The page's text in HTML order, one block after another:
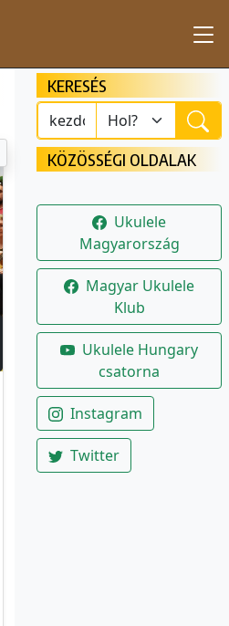
KERESÉS
KÖZÖSSÉGI OLDALAK
Ukulele
Magyarország
Magyar Ukulele
Klub
Ukulele Hungary
csatorna
Instagram
Twitter